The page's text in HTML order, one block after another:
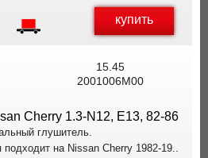
купить
15.45
2001006M00
Cherry 1.3-N12, E13, 82-86
глушитель.
на Nissan Cherry 1982-19..